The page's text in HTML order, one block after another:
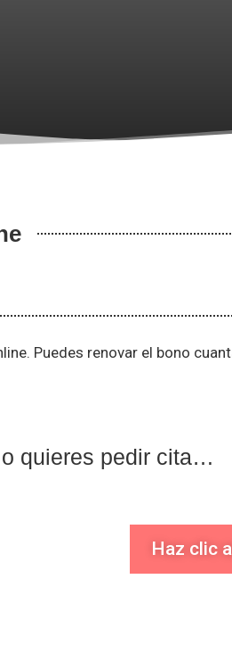
Puedes renovar el bono
quieres pedir cita…
Haz clic